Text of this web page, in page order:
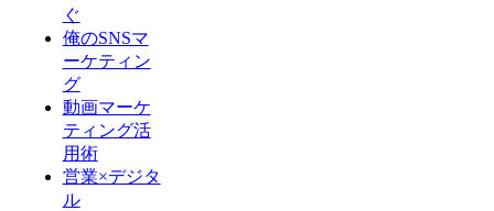
ぐ
俺のSNSマ
ーケティン
グ
動画マーケ
ティング活
用術
営業×デジタ
ル